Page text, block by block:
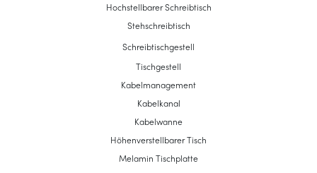
Hochstellbarer Schreibtisch
Stehschreibtisch
Schreibtischgestell
Tischgestell
Kabelmanagement
Kabelkanal
Kabelwanne
Höhenverstellbarer Tisch
Melamin Tischplatte